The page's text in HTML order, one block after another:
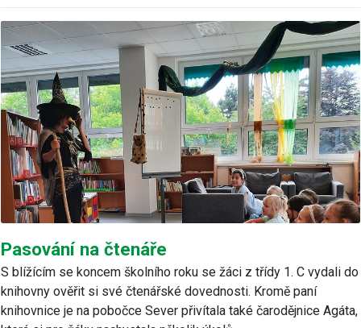
Pasování na čtenáře
S blížícím se koncem školního roku se žáci z třídy 1. C vydali do
knihovny ověřit si své čtenářské dovednosti. Kromě paní
knihovnice je na pobočce Sever přivítala také čarodějnice Agáta,